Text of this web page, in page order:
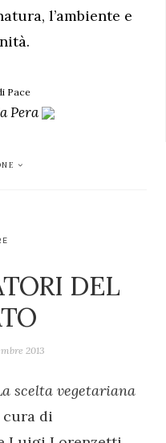
l’ambiente e
Pace
Pera
DEL
2013
scelta vegetariana
cura di